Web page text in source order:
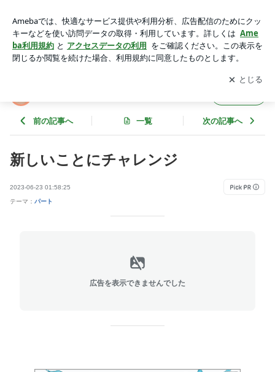
アプリをダウンロードして ブログの更新通知
を受け取りまし
ょう。
開く
前の記事へ 一覧 次の記事へ
新しいことにチャレンジ
2023-06-23 01:58:25
テーマ： パート
広告を表示できませんでした